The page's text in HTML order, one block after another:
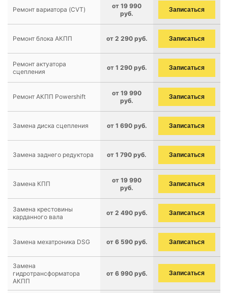
Ремонт вариатора (CVT)
от 19 990
руб.
Записаться
Ремонт блока АКПП от 2 290 руб. Записаться
Ремонт актуатора
сцепления
от 1 290 руб. Записаться
Ремонт АКПП Powershift
от 19 990
руб.
Записаться
Замена диска сцепления от 1 690 руб. Записаться
Замена заднего редуктора от 1 790 руб. Записаться
Замена КПП
от 19 990
руб.
Записаться
Замена крестовины
карданного вала
от 2 490 руб. Записаться
Замена мехатроника DSG от 6 590 руб. Записаться
Замена
гидротрансформатора
АКПП
от 6 990 руб. Записаться